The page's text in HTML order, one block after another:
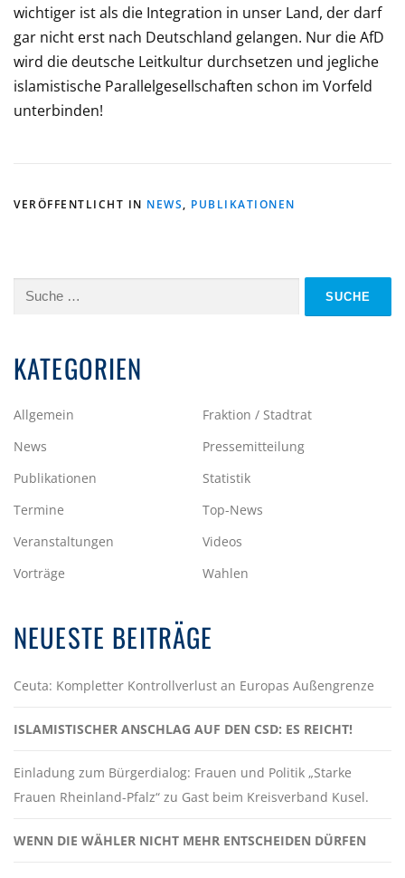
wichtiger ist als die Integration in unser Land, der darf
gar nicht erst nach Deutschland gelangen. Nur die AfD
wird die deutsche Leitkultur durchsetzen und jegliche
islamistische Parallelgesellschaften schon im Vorfeld
unterbinden!
VERÖFFENTLICHT IN NEWS, PUBLIKATIONEN
Suche
KATEGORIEN
Allgemein
Fraktion / Stadtrat
News
Pressemitteilung
Publikationen
Statistik
Termine
Top-News
Veranstaltungen
Videos
Vorträge
Wahlen
NEUESTE BEITRÄGE
Ceuta: Kompletter Kontrollverlust an Europas Außengrenze
ISLAMISTISCHER ANSCHLAG AUF DEN CSD: ES REICHT!
Einladung zum Bürgerdialog: Frauen und Politik „Starke
Frauen Rheinland-Pfalz“ zu Gast beim Kreisverband Kusel.
WENN DIE WÄHLER NICHT MEHR ENTSCHEIDEN DÜRFEN